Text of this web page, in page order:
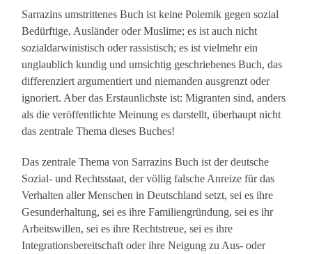
Sarrazins umstrittenes Buch ist keine Polemik gegen sozial
Bedürftige, Ausländer oder Muslime; es ist auch nicht
sozialdarwinistisch oder rassistisch; es ist vielmehr ein
unglaublich kundig und umsichtig geschriebenes Buch, das
differenziert argumentiert und niemanden ausgrenzt oder
ignoriert. Aber das Erstaunlichste ist: Migranten sind, anders
als die veröffentlichte Meinung es darstellt, überhaupt nicht
das zentrale Thema dieses Buches!
Das zentrale Thema von Sarrazins Buch ist der deutsche
Sozial- und Rechtsstaat, der völlig falsche Anreize für das
Verhalten aller Menschen in Deutschland setzt, sei es ihre
Gesunderhaltung, sei es ihre Familiengründung, sei es ihr
Arbeitswillen, sei es ihre Rechtstreue, sei es ihre
Integrationsbereitschaft oder ihre Neigung zu Aus- oder